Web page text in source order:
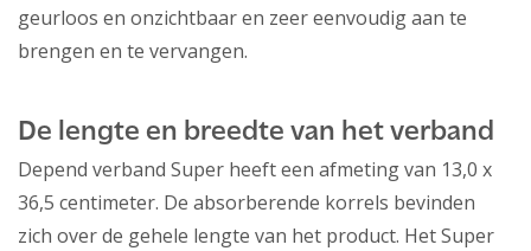
geurloos en onzichtbaar en zeer eenvoudig aan te
brengen en te vervangen.
De lengte en breedte van het verband
Depend verband Super heeft een afmeting van 13,0 x
36,5 centimeter. De absorberende korrels bevinden
zich over de gehele lengte van het product. Het Super